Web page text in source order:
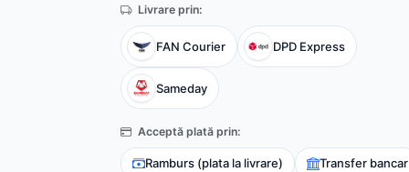
Livrare prin:
FAN Courier DPD Express
Sameday
Acceptă plată prin:
Ramburs (plata la livrare) Transfer bancar